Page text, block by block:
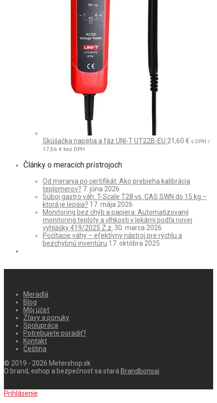
Skúšačka napätia a fáz UNI-T UT22B-EU 21,60 € s DPH /
17,56 € bez DPH
Články o meracích prístrojoch
Od merania po certifikát: Ako prebieha kalibrácia
teplomerov? 7. júna 2026
Súboj gastro váh: T-Scale T28 vs. CAS SWN do 15 kg –
ktorá je lepšia? 17. mája 2026
Monitoring bez chýb a papiera: Automatizovaný
monitoring teploty a vlhkosti v lekárni podľa novej
vyhlášky 419/2025 Z.z. 30. marca 2026
Počítacie váhy – efektívny nástroj pre rýchlu a
bezchybnú inventúru 17. októbra 2025
Meradlá
Blog
Môj účet
Zľavy a ponuky
Spolupráca
Potrebujete poradiť?
Kontakt
Čeština
© 2019 - 2026 Metershop.sk
O brand, eshop a bezpečnosť sa stará Brandbonsai
Prihlásenie